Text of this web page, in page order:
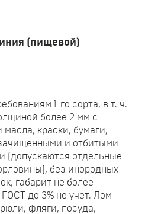
(пищевой)
1-го сорта, в т. ч.
более 2 мм с
краски, бумаги,
и отбитыми
(допускаются отдельные
без инородных
габарит не более
ГОСТ до 3% не учет. Лом
фляги, посуда,